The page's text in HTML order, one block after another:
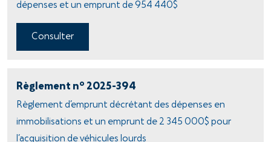
dépenses et un emprunt de 954 440$
Consulter
Règlement no 2025-394
Règlement d’emprunt décrétant des dépenses en
immobilisations et un emprunt de 2 345 000$ pour
l’acquisition de véhicules lourds